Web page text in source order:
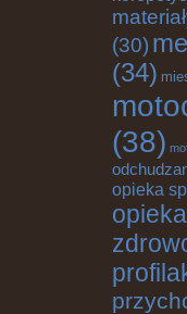
(30)
(34)
(38)
opieka
opieka